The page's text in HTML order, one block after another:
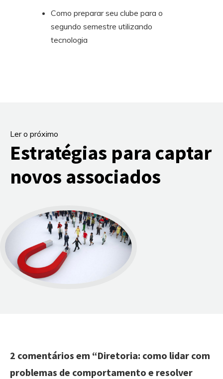
Como preparar seu clube para o
segundo semestre utilizando
tecnologia
Ler o próximo
Estratégias para captar
novos associados
2 comentários em “Diretoria: como lidar com
problemas de comportamento e resolver